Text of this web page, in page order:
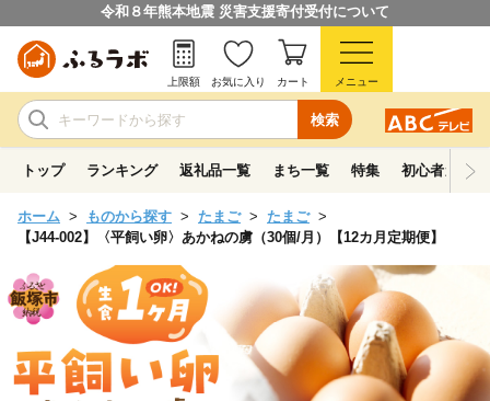
令和８年熊本地震 災害支援寄付受付について
検索
上限額 お気に入り カート メニュー
トップ ランキング 返礼品一覧 まち一覧 特集 初心者ガイド
ホーム ものから探す たまご
たまご
【J44-002】〈平飼い卵〉あかねの虜（30個/月）【12カ月定期便】